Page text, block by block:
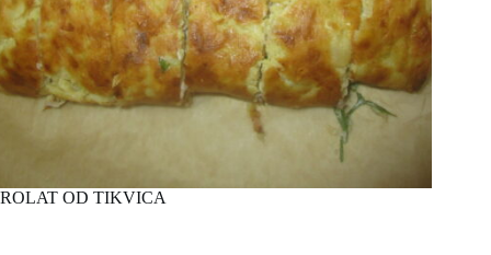
ROLAT OD TIKVICA